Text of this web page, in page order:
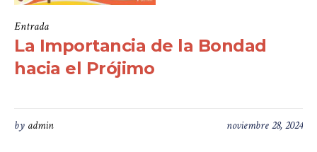
Entrada
La Importancia de la Bondad
hacia el Prójimo
noviembre 28, 2024
by admin